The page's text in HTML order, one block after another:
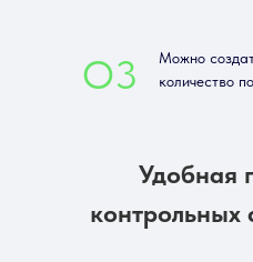
Можно
количество
О3
Удобная
контрольных